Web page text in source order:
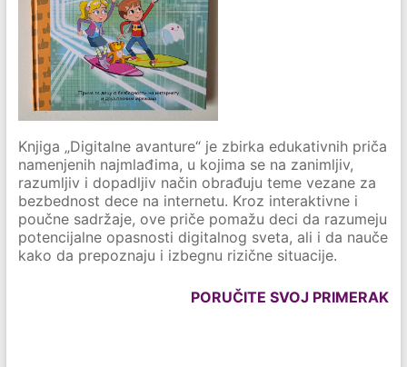
Knjiga „Digitalne avanture“ je zbirka edukativnih priča
namenjenih najmlađima, u kojima se na zanimljiv,
razumljiv i dopadljiv način obrađuju teme vezane za
bezbednost dece na internetu. Kroz interaktivne i
poučne sadržaje, ove priče pomažu deci da razumeju
potencijalne opasnosti digitalnog sveta, ali i da nauče
kako da prepoznaju i izbegnu rizične situacije.
PORUČITE SVOJ PRIMERAK